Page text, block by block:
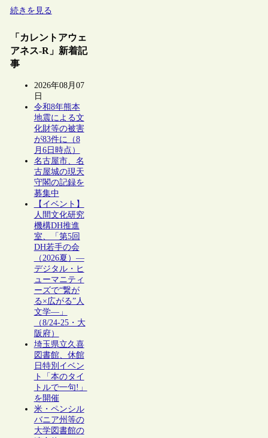
続きを見る
「カレントアウェ
アネス-R」新着記
事
2026年08月07
日
令和8年熊本
地震による文
化財等の被害
が83件に（8
月6日時点）
名古屋市、名
古屋城の現天
守閣の記録を
募集中
【イベント】
人間文化研究
機構DH推進
室、「第5回
DH若手の会
（2026夏）―
デジタル・ヒ
ューマニティ
ーズで“繋が
る×広がる”人
文学―」
（8/24-25・大
阪府）
埼玉県立久喜
図書館、休館
日特別イベン
ト「本のタイ
トルで一句!」
を開催
米・ペンシル
バニア州等の
大学図書館の